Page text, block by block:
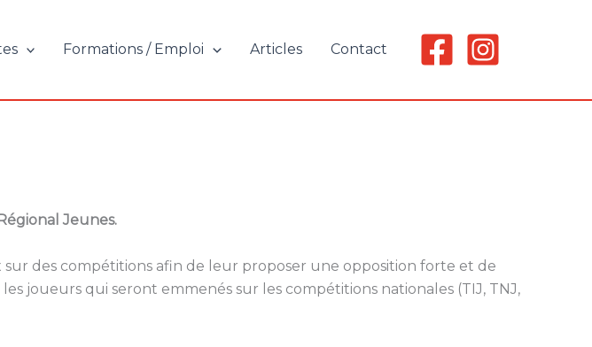
Formations / Emploi Articles Contact
Jeunes.
des compétitions afin de leur proposer une opposition forte et de
joueurs qui seront emmenés sur les compétitions nationales (TIJ, TNJ,